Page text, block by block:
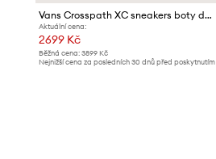
Vans Crosspath XC sneakers boty dámské
Aktuální cena:
2699 Kč
Běžná cena: 3899 Kč
Nejnižší cena za posledních 30 dnů před poskytnutím